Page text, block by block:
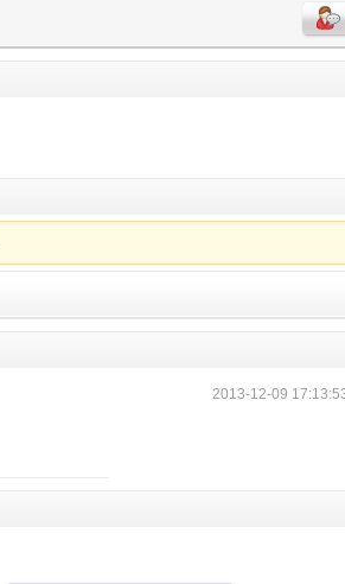
2013-12-09